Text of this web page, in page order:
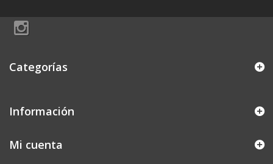
Categorías
Información
Mi cuenta